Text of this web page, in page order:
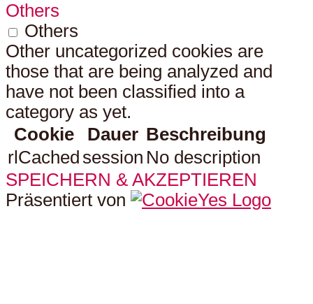
Others
Others
Other uncategorized cookies are
those that are being analyzed and
have not been classified into a
category as yet.
Cookie
Dauer Beschreibung
rlCached session No description
SPEICHERN & AKZEPTIEREN
Präsentiert von